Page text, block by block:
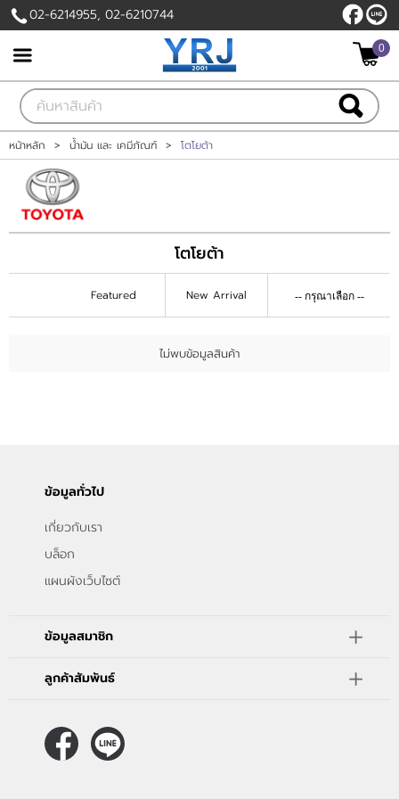
เข้าสู่ระบบ สมัครสมาชิก
สินค้าที่สนใจ( 0 )
หน้าหลัก
สินค้า
แบรนด์
บัญชีผู้ใช้
ข่าวสาร
02-6214955, 02-6210744
0
หน้าหลัก > น้ำมัน และ เคมีภัณฑ์ > โตโยต้า
โตโยต้า
Featured New Arrival
ไม่พบข้อมูลสินค้า
ข้อมูลทั่วไป
เกี่ยวกับเรา
บล็อก
แผนผังเว็บไซต์
ข้อมูลสมาชิก
ลูกค้าสัมพันธ์